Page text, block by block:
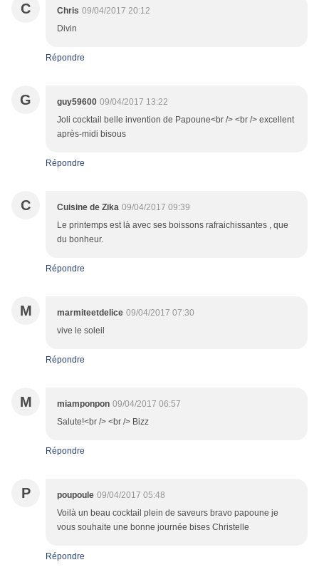
C Chris 09/04/2017 20:12
Divin
Répondre
G guy59600 09/04/2017 13:22
Joli cocktail belle invention de Papoune<br /> <br /> excellent
après-midi bisous
Répondre
C Cuisine de Zika 09/04/2017 09:39
Le printemps est là avec ses boissons rafraichissantes , que
du bonheur.
Répondre
M marmiteetdelice 09/04/2017 07:30
vive le soleil
Répondre
M miamponpon 09/04/2017 06:57
Salute!<br /> <br /> Bizz
Répondre
P poupoule 09/04/2017 05:48
Voilà un beau cocktail plein de saveurs bravo papoune je
vous souhaite une bonne journée bises Christelle
Répondre